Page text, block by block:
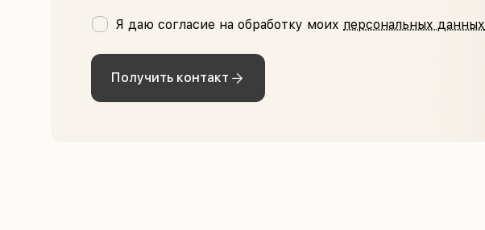
Я даю согласие на обработку моих персональных данных
Получить контакт